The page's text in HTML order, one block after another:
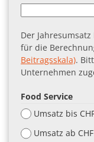
Der
für die
Beitragsskala).
Unternehmen
Food Service
Umsatz bis
Umsatz ab